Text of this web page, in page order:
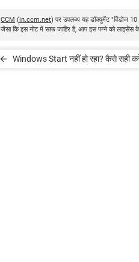
CCM (in.ccm.net) पर उपलब्ध यह डॉक्युमेंट "विंडोज 10
जैसा कि इस नोट में साफ जाहिर है, आप इस पन्ने को लाइसेंस
Windows Start नहीं हो रहा? कैसे सही